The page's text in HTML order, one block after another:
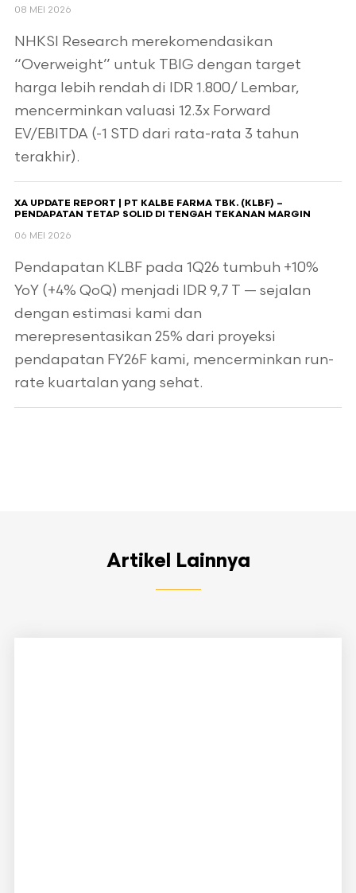
08 MEI 2026
NHKSI Research merekomendasikan
“Overweight” untuk TBIG dengan target
harga lebih rendah di IDR 1.800/ Lembar,
mencerminkan valuasi 12.3x Forward
EV/EBITDA (-1 STD dari rata-rata 3 tahun
terakhir).
XA UPDATE REPORT | PT KALBE FARMA TBK. (KLBF) –
PENDAPATAN TETAP SOLID DI TENGAH TEKANAN MARGIN
06 MEI 2026
Pendapatan KLBF pada 1Q26 tumbuh +10%
YoY (+4% QoQ) menjadi IDR 9,7 T — sejalan
dengan estimasi kami dan
merepresentasikan 25% dari proyeksi
pendapatan FY26F kami, mencerminkan run-
rate kuartalan yang sehat.
Artikel Lainnya